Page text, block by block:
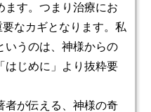
ます。つまり治療にお
なカギとなります。私
いうのは、神様からの
じめに」より抜粋要
者が伝える、神様の奇